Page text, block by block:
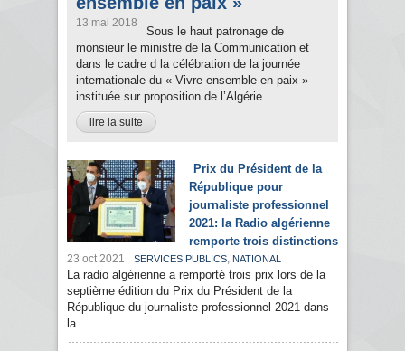
13 mai 2018
Sous le haut patronage de
monsieur le ministre de la Communication et
dans le cadre d la célébration de la journée
internationale du « Vivre ensemble en paix »
instituée sur proposition de l’Algérie...
lire la suite
Prix du Président de la
République pour
journaliste professionnel
2021: la Radio algérienne
remporte trois distinctions
23 oct 2021 SERVICES PUBLICS, NATIONAL
La radio algérienne a remporté trois prix lors de la
septième édition du Prix du Président de la
République du journaliste professionnel 2021 dans
la...